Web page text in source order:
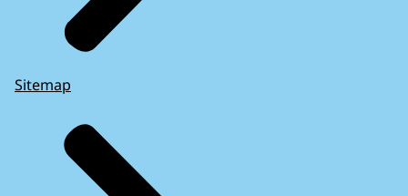
Sitemap